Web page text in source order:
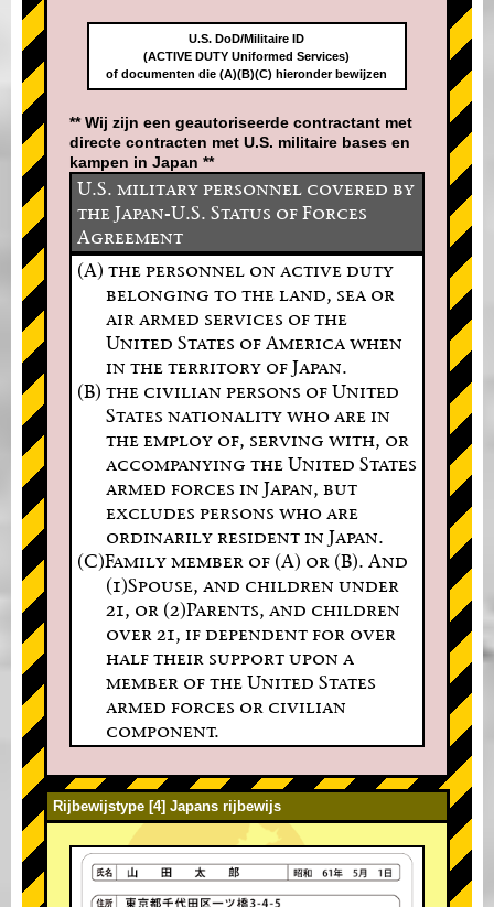
U.S. DoD/Militaire ID
(ACTIVE DUTY Uniformed Services)
of documenten die (A)(B)(C) hieronder bewijzen
** Wij zijn een geautoriseerde contractant met
directe contracten met U.S. militaire bases en
kampen in Japan **
U.S. military personnel covered by
the Japan-U.S. Status of Forces
Agreement
(A) the personnel on active duty
belonging to the land, sea or
air armed services of the
United States of America when
in the territory of Japan.
(B) the civilian persons of United
States nationality who are in
the employ of, serving with, or
accompanying the United States
armed forces in Japan, but
excludes persons who are
ordinarily resident in Japan.
(C)Family member of (A) or (B). And
(1)Spouse, and children under
21, or (2)Parents, and children
over 21, if dependent for over
half their support upon a
member of the United States
armed forces or civilian
component.
Rijbewijstype [4] Japans rijbewijs